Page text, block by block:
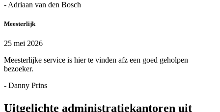
- Adriaan van den Bosch
Meesterlijk
25 mei 2026
Meesterlijke service is hier te vinden afz een goed geholpen
bezoeker.
- Danny Prins
Uitgelichte administratiekantoren uit